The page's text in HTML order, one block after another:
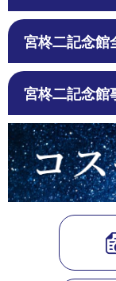
宮柊二記念館
宮柊二記念館